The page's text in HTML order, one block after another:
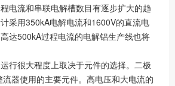
电流和串联电解槽数目有逐步扩大的趋
采用350kA电解电流和1600V的直流电
达500kA过程电流的电解铝生产线也将
行很大程度上取决于元件的选择。二极
器使用的主要元件。高电压和大电流的